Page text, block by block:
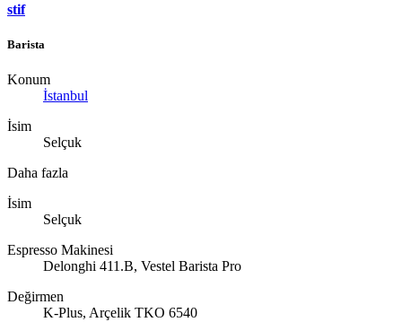
stif
Barista
Konum
İstanbul
İsim
Selçuk
Daha fazla
İsim
Selçuk
Espresso Makinesi
Delonghi 411.B, Vestel Barista Pro
Değirmen
K-Plus, Arçelik TKO 6540